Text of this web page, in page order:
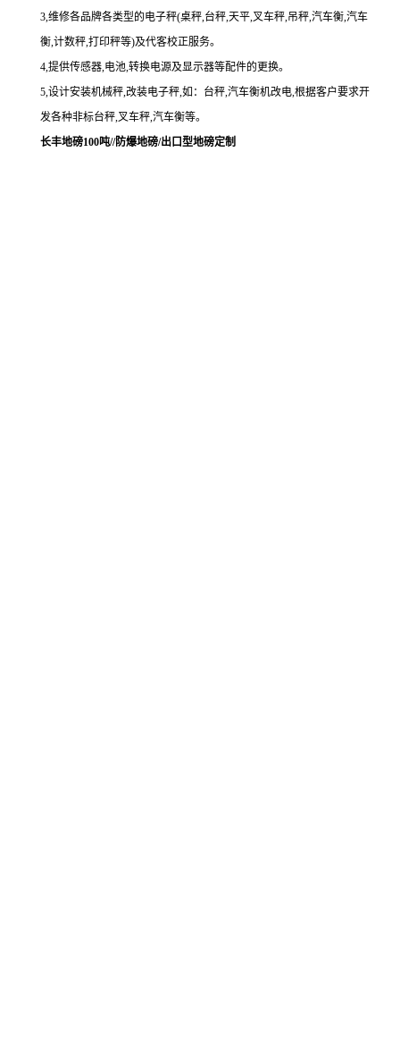
3,维修各品牌各类型的电子秤(桌秤,台秤,天平,叉车秤,吊秤,汽车衡,汽车
衡,计数秤,打印秤等)及代客校正服务。
4,提供传感器,电池,转换电源及显示器等配件的更换。
5,设计安装机械秤,改装电子秤,如：台秤,汽车衡机改电,根据客户要求开
发各种非标台秤,叉车秤,汽车衡等。
长丰地磅100吨//防爆地磅/出口型地磅定制